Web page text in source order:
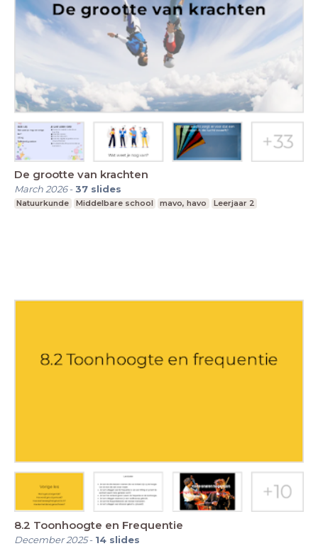
De grootte van krachten
March 2026-37 slides
Natuurkunde Middelbare school mavo, havo Leerjaar 2
8.2 Toonhoogte en Frequentie
December 2025- 14 slides